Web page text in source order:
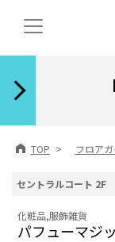
TOP フロア
セントラルコート 2F
化粧品,服飾雑貨
パフューマジ